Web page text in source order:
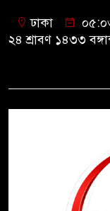
ঢাকা
২৪ শ্রাবণ ১৪৩৩